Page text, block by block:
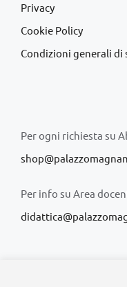
Privacy
Cookie Policy
Condizioni generali di
Per ogni richiesta su
Per info su Area